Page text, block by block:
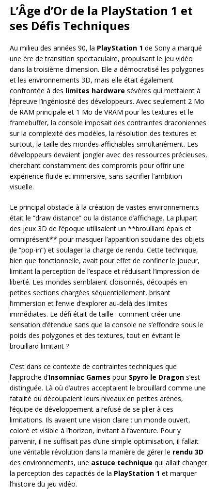
L’Âge d’Or de la PlayStation 1 et
ses Défis Techniques
Au milieu des années 90, la PlayStation 1 de Sony a marqué
une ère de transition spectaculaire, propulsant le jeu vidéo
dans la troisième dimension. Elle a démocratisé les polygones
et les environnements 3D, mais elle était également
confrontée à des limites hardware sévères qui mettaient à
l’épreuve l’ingéniosité des développeurs. Avec seulement 2 Mo
de RAM principale et 1 Mo de VRAM pour les textures et le
framebuffer, la console imposait des contraintes draconiennes
sur la complexité des modèles, la résolution des textures et
surtout, la taille des mondes affichables simultanément. Les
développeurs devaient jongler avec des ressources précieuses,
cherchant constamment des compromis pour offrir une
expérience fluide et immersive, sans sacrifier l’ambition
visuelle.
Le principal obstacle à la création de vastes environnements
était le “draw distance” ou la distance d’affichage. La plupart
des jeux 3D de l’époque utilisaient un **brouillard épais et
omniprésent** pour masquer l’apparition soudaine des objets
(le “pop-in”) et soulager la charge de rendu. Cette technique,
bien que fonctionnelle, avait pour effet de confiner le joueur,
limitant la perception de l’espace et réduisant l’impression de
liberté. Les mondes semblaient cloisonnés, découpés en
petites sections chargées séquentiellement, brisant
l’immersion et l’envie d’explorer au-delà des limites
immédiates. Le défi était de taille : comment créer une
sensation d’étendue sans que la console ne s’effondre sous le
poids des polygones et des textures, tout en évitant le
brouillard limitant ?
C’est dans ce contexte de contraintes techniques que
l’approche d’Insomniac Games pour Spyro le Dragon s’est
distinguée. Là où d’autres acceptaient le brouillard comme une
fatalité ou découpaient leurs niveaux en petites arènes,
l’équipe de développement a refusé de se plier à ces
limitations. Ils avaient une vision claire : un monde ouvert,
coloré et visible à l’horizon, invitant à l’aventure. Pour y
parvenir, il ne suffisait pas d’une simple optimisation, il fallait
une véritable révolution dans la manière de gérer le rendu 3D
des environnements, une astuce technique qui allait changer
la perception des capacités de la PlayStation 1 et marquer
l’histoire du jeu vidéo.